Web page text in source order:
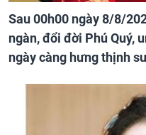
Sau 00h00 ngày 8/8/
ngàn, đổi đời Phú Quý,
ngày càng hưng thịnh